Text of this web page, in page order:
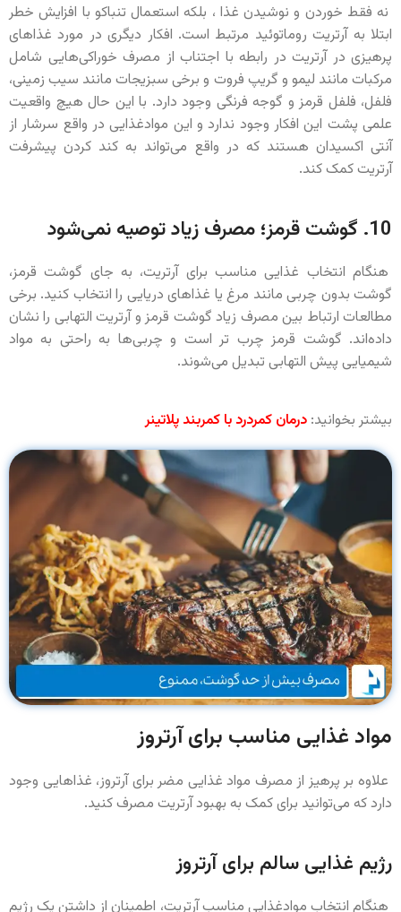
نه فقط خوردن و نوشیدن غذا ، بلکه استعمال تنباکو با افزایش خطر
ابتلا به آرتریت روماتوئید مرتبط است. افکار دیگری در مورد غذاهای
پرهیزی در آرتریت در رابطه با اجتناب از مصرف خوراکی‌‌هایی شامل
مرکبات مانند لیمو و گریپ فروت و برخی سبزیجات مانند سیب زمینی،
فلفل، فلفل قرمز و گوجه فرنگی وجود دارد. با این حال هیچ واقعیت
علمی پشت این افکار وجود ندارد و این موادغذایی در واقع سرشار از
آنتی اکسیدان هستند که در واقع می‌تواند به کند کردن پیشرفت
آرتریت کمک کند.
10. گوشت قرمز؛ مصرف زیاد توصیه نمی‌شود
هنگام انتخاب غذایی مناسب برای آرتریت، به جای گوشت قرمز،
گوشت بدون چربی مانند مرغ یا غذاهای دریایی را انتخاب کنید. برخی
مطالعات ارتباط بین مصرف زیاد گوشت قرمز و آرتریت التهابی را نشان
داده‌اند. گوشت قرمز چرب تر است و چربی‌ها به راحتی به مواد
شیمیایی پیش التهابی تبدیل می‌شوند.
بیشتر بخوانید: درمان کمردرد با کمربند پلاتینر
مواد غذایی مناسب برای آرتروز
علاوه بر پرهیز از مصرف مواد غذایی مضر برای آرتروز، غذاهایی وجود
دارد که می‌توانید برای کمک به بهبود آرتریت مصرف کنید.
رژیم غذایی سالم برای آرتروز
هنگام انتخاب موادغذایی مناسب آرتریت، اطمینان از داشتن یک رژیم